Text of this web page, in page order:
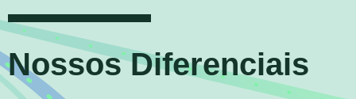
Nossos Diferenciais